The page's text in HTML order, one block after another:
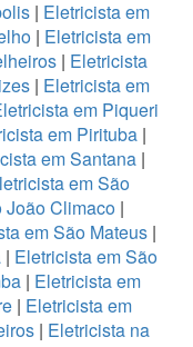
| Eletricista em
| Eletricista em
| Eletricista
| Eletricista em
em Piqueri
em Pirituba |
em Santana|
em São
João Climaco |
em São Mateus |
| Eletricista em São
| Eletricista em
| Eletricista em
| Eletricista na